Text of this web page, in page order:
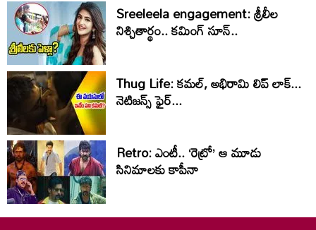
Sreeleela engagement: శ్రీలీల
నిశ్చితార్థం.. కమింగ్‌ సూన్‌..
Thug Life: కమల్, అభిరామి లిప్ లాక్...
నెటిజన్స్ ఫైర్...
Retro: ఎంటీ.. ‘రెట్రో’ ఆ మూడు
సినిమాలకు కాపీనా